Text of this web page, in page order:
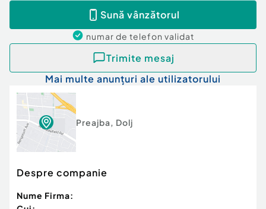
Sună vânzătorul
numar de telefon validat
Trimite mesaj
Mai multe anunțuri ale utilizatorului
Preajba, Dolj
Despre companie
Nume Firma: